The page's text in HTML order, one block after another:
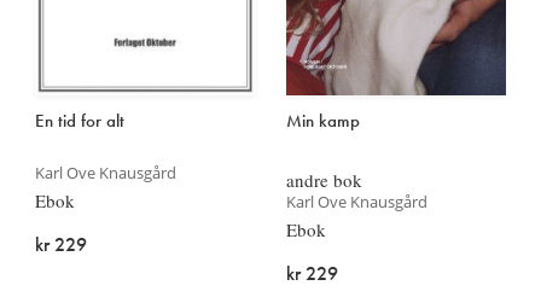
En tid for alt
Karl Ove Knausgård
Ebok
kr 229
Min kamp
andre bok
Karl Ove Knausgård
Ebok
kr 229